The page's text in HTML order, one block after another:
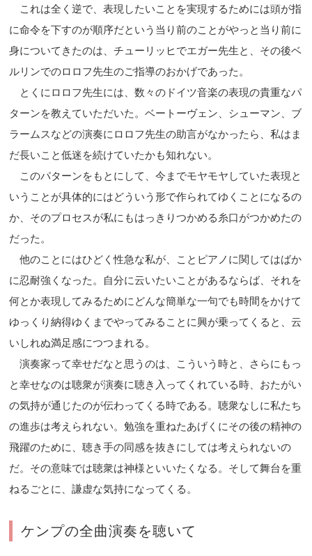
これは全く逆で、表現したいことを実現するためには頭が指
に命令を下すのが順序だという当り前のことがやっと当り前に
身についてきたのは、チューリッヒでエガー先生と、その後ベ
ルリンでのロロフ先生のご指導のおかげであった。
とくにロロフ先生には、数々のドイツ音楽の表現の貴重なパ
ターンを教えていただいた。ベートーヴェン、シューマン、ブ
ラームスなどの演奏にロロフ先生の助言がなかったら、私はま
だ長いこと低迷を続けていたかも知れない。
このパターンをもとにして、今までモヤモヤしていた表現と
いうことが具体的にはどういう形で作られてゆくことになるの
か、そのプロセスが私にもはっきりつかめる糸口がつかめたの
だった。
他のことにはひどく性急な私が、ことピアノに関してはばか
に忍耐強くなった。自分に云いたいことがあるならば、それを
何とか表現してみるためにどんな簡単な一句でも時間をかけて
ゆっくり納得ゆくまでやってみることに興が乗ってくると、云
いしれぬ満足感につつまれる。
演奏家って幸せだなと思うのは、こういう時と、さらにもっ
と幸せなのは聴衆が演奏に聴き入ってくれている時、おたがい
の気持が通じたのが伝わってくる時である。聴衆なしに私たち
の進歩は考えられない。勉強を重ねたあげくにその後の精神の
飛躍のために、聴き手の同感を抜きにしては考えられないの
だ。その意味では聴衆は神様といいたくなる。そして舞台を重
ねるごとに、謙虚な気持になってくる。
ケンプの全曲演奏を聴いて